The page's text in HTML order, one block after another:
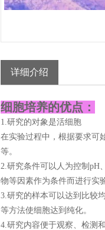
详细介绍
细胞培养的优点：
1.研究的对象是活细胞
在实验过程中，根据要求可
等。
2.研究条件可以人为控制pH
物等因素作为条件而进行实
3.研究的样本可以达到比较
等方法使细胞达到纯化。
4.研究内容便于观察、检测